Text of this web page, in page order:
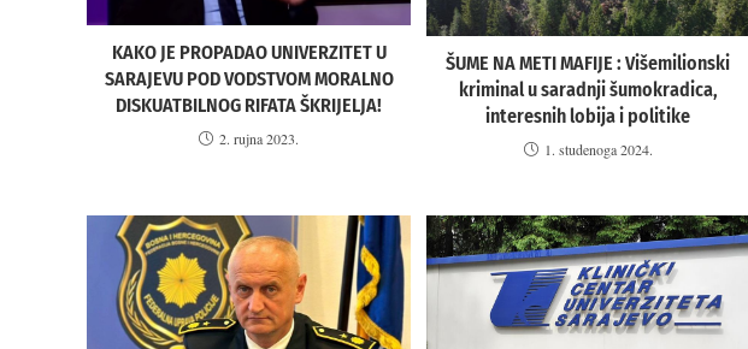
KAKO JE PROPADAO UNIVERZITET U
SARAJEVU POD VODSTVOM MORALNO
DISKUATBILNOG RIFATA ŠKRIJELJA!
2. rujna 2023.
ŠUME NA METI MAFIJE : Višemilionski
kriminal u saradnji šumokradica,
interesnih lobija i politike
1. studenoga 2024.